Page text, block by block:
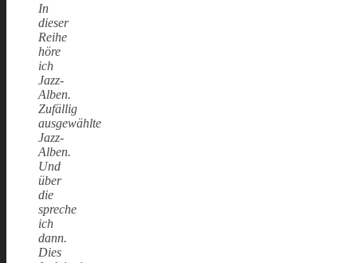
In
dieser
Reihe
höre
ich
Jazz-
Alben.
Zufällig
ausgewählte
Jazz-
Alben.
Und
über
die
spreche
ich
dann.
Dies